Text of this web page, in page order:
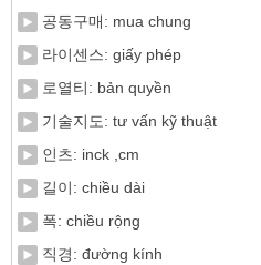
공동구매: mua chung
라이센스: giấy phép
로열티: bản quyền
기술지도: tư vấn kỹ thuật
인츠: inck ,cm
길이: chiều dài
폭: chiều rộng
직경: đường kính